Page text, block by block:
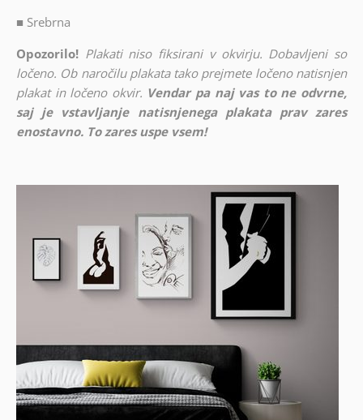
■ Srebrna
Opozorilo! Plakati niso fiksirani v okvirju. Dobavljeni so
ločeno. Ob naročilu plakata tako prejmete ločeno natisnjen
plakat in ločeno okvir. Vendar pa naj vas to ne odvrne,
saj je vstavljanje natisnjenega plakata prav zares
enostavno. To zares uspe vsem!